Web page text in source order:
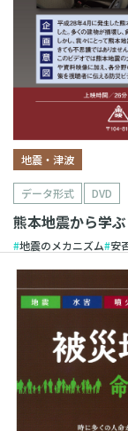
地震・津波
データ形式 DVD
熊本地震から学
地震のメカニズム 安